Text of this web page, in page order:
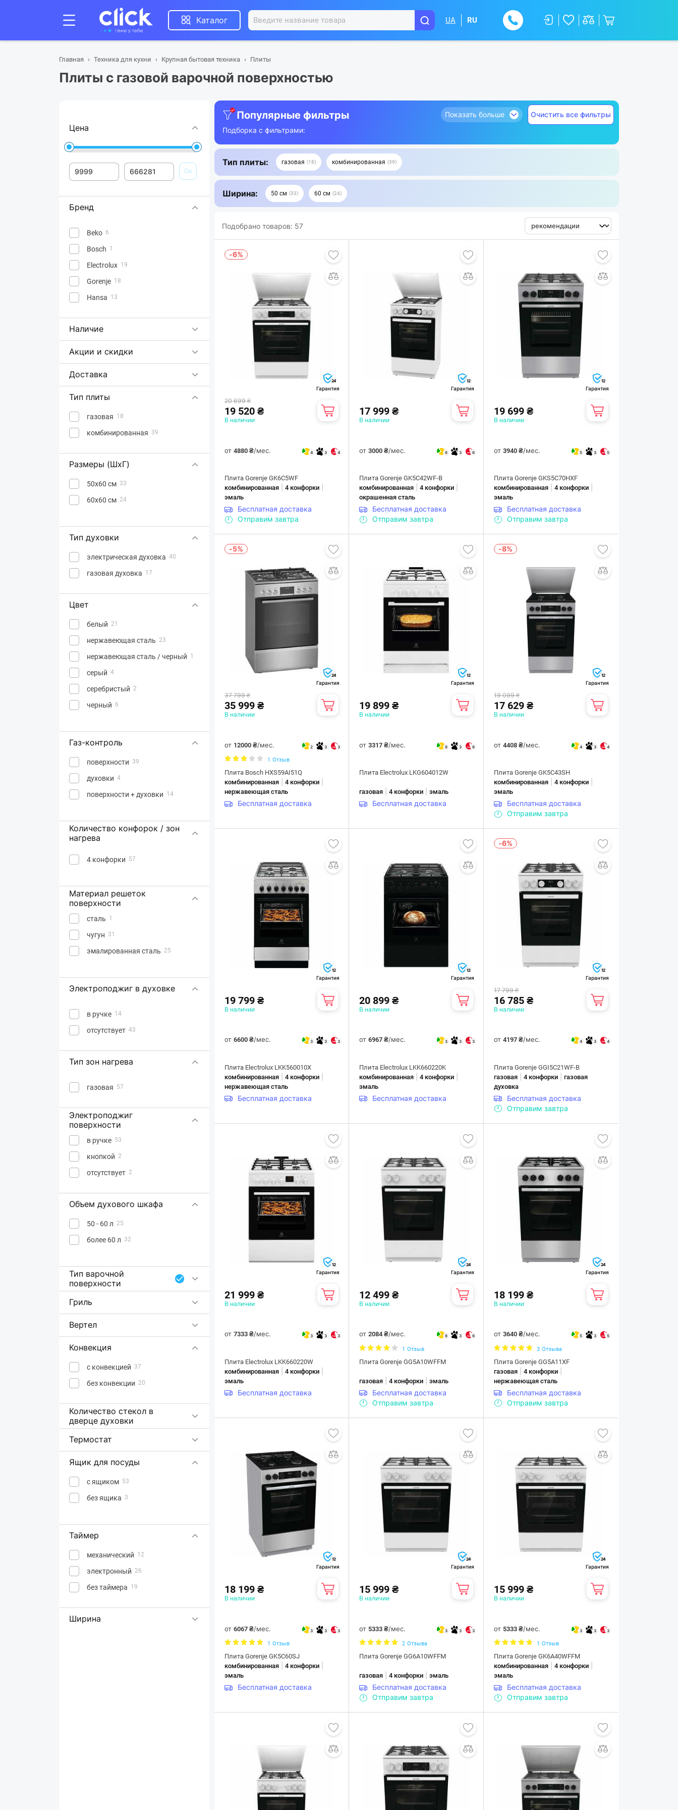
Каталог UA RU
Главная Техника для кухни Крупная бытовая техника Плиты
Плиты с газовой варочной поверхностью
Цена
Ок
Бренд
Beko 6
Bosch 1
Electrolux 19
Gorenje 18
Hansa 13
Наличие
Акции и скидки
Доставка
Тип плиты
газовая 18
комбинированная 39
Размеры (ШхГ)
50х60 см 33
60х60 см 24
Тип духовки
электрическая духовка 40
газовая духовка 17
Цвет
белый 21
нержавеющая сталь 23
нержавеющая сталь / черный 1
серый 4
серебристый 2
черный 6
Газ-контроль
поверхности 39
духовки 4
поверхности + духовки 14
Количество конфорок / зон
нагрева
4 конфорки 57
Материал решеток
поверхности
сталь 1
чугун 31
эмалированная сталь 25
Электроподжиг в духовке
в ручке 14
отсутствует 43
Тип зон нагрева
газовая 57
Электроподжиг
поверхности
в ручке 53
кнопкой 2
отсутствует 2
Объем духового шкафа
50 - 60 л 25
более 60 л 32
Тип варочной
поверхности
Гриль
Вертел
Конвекция
с конвекцией 37
без конвекции 20
Количество стекол в
дверце духовки
Термостат
Ящик для посуды
с ящиком 53
без ящика 3
Таймер
механический 12
электронный 26
без таймера 19
Ширина
Популярные фильтры
Подборка с фильтрами:
Показать больше Очистить все фильтры
Тип плиты: газовая 18 комбинированная 39
Ширина: 50 см 33 60 см 24
Подобрано товаров: 57
-6%
24
Гарантия
20 699 ₴
19 520 ₴
В наличии
от 4880 ₴/мес. 4 3 4
Плита Gorenje GK6C5WF
комбинированная
4 конфорки
эмаль
Бесплатная доставка
Отправим завтра
12
Гарантия
17 999 ₴
В наличии
от3000 ₴/мес. 6 3 6
Плита Gorenje GK5C42WF-B
комбинированная |4 конфорки
окрашенная сталь
Бесплатная доставка
Отправим завтра
12
Гарантия
19 699 ₴
В наличии
от3940 ₴/мес. 5 3 5
Плита Gorenje GKS5C70HXF
комбинированная |4 конфорки
эмаль
Бесплатная доставка
Отправим завтра
-5%
24
Гарантия
37 799 ₴
35 999 ₴
В наличии
от 12000 ₴/мес. 2 3 3
1 Отзыв
Плита Bosch HXS59AI51Q
комбинированная
4 конфорки
нержавеющая сталь
Бесплатная доставка
12
Гарантия
19 899 ₴
В наличии
от3317 ₴/мес. 6 3 6
Плита Electrolux LKG604012W
газовая |4 конфорки |эмаль
Бесплатная доставка
-8%
12
Гарантия
19 099 ₴
17 629 ₴
В наличии
от4408 ₴/мес. 4 3 4
Плита Gorenje GK5C43SH
комбинированная |4 конфорки
эмаль
Бесплатная доставка
Отправим завтра
12
Гарантия
19 799 ₴
В наличии
от 6600 ₴/мес. 3 3 3
Плита Electrolux LKK560010X
комбинированная
4 конфорки
нержавеющая сталь
Бесплатная доставка
12
Гарантия
20 899 ₴
В наличии
от6967 ₴/мес. 3 3 3
Плита Electrolux LKK660220K
комбинированная |4 конфорки
эмаль
Бесплатная доставка
-6%
12
Гарантия
17 799 ₴
16 785 ₴
В наличии
от4197 ₴/мес. 4 3 4
Плита Gorenje GGI5C21WF-B
газовая |4 конфорки |газовая
духовка
Бесплатная доставка
Отправим завтра
12
Гарантия
21 999 ₴
В наличии
от 7333 ₴/мес. 3 3 3
Плита Electrolux LKK660220W
комбинированная
4 конфорки
эмаль
Бесплатная доставка
24
Гарантия
12 499 ₴
В наличии
от2084 ₴/мес. 6 3 6
1 Отзыв
Плита Gorenje GG5A10WFFM
газовая |4 конфорки |эмаль
Бесплатная доставка
Отправим завтра
24
Гарантия
18 199 ₴
В наличии
от3640 ₴/мес. 5 3 5
3 Отзыва
Плита Gorenje GG5A11XF
газовая |4 конфорки
нержавеющая сталь
Бесплатная доставка
Отправим завтра
12
Гарантия
18 199 ₴
В наличии
от 6067 ₴/мес. 3 3 3
1 Отзыв
Плита Gorenje GK5C60SJ
комбинированная
4 конфорки
эмаль
Бесплатная доставка
24
Гарантия
15 999 ₴
В наличии
от5333 ₴/мес. 3 3 3
2 Отзыва
Плита Gorenje GG6A10WFFM
газовая |4 конфорки |эмаль
Бесплатная доставка
Отправим завтра
24
Гарантия
15 999 ₴
В наличии
от5333 ₴/мес. 3 3 3
1 Отзыв
Плита Gorenje GK6A40WFFM
комбинированная |4 конфорки
эмаль
Бесплатная доставка
Отправим завтра